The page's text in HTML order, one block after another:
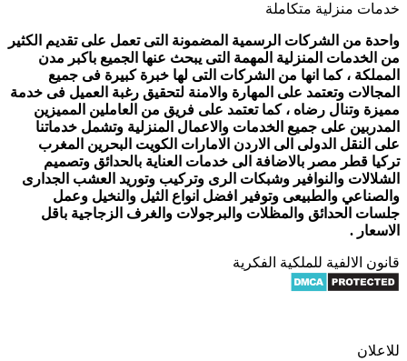
خدمات منزلية متكاملة
واحدة من الشركات الرسمية المضمونة التى تعمل على تقديم الكثير
من الخدمات المنزلية المهمة التى يبحث عنها الجميع باكبر مدن
المملكة ، كما انها من الشركات التى لها خبرة كبيرة فى جميع
المجالات وتعتمد على المهارة والامنة لتحقيق رغبة العميل فى خدمة
مميزة وتنال رضاه ، كما تعتمد على فريق من العاملين المميزين
المدربين على جميع الخدمات والاعمال المنزلية وتشمل خدماتنا
على النقل الدولى الى الاردن الامارات الكويت البحرين المغرب
تركيا قطر مصر بالاضافة الى خدمات العناية بالحدائق وتصميم
الشلالات والنوافير وشبكات الرى وتركيب وتوريد العشب الجدارى
والصناعي والطبيعى وتوفير افضل انواع الثيل والنخيل وعمل
جلسات الحدائق والمظلات والبرجولات والغرف الزجاجية باقل
الاسعار .
قانون الالفية للملكية الفكرية
للاعلان